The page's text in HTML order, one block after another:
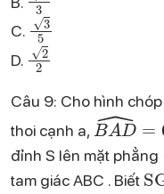
C.
35
D.
22
Câu 9: Cho hình chóp
thoi cạnh a,
BAD^ 60
đỉnh S lên mặt phẳng
tam giác ABC . Biết